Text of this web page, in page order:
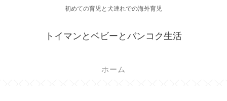
初めての育児と犬連れでの海外育児
トイマンとベビーとバンコク生活
ホーム